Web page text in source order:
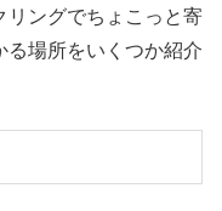
リングでちょこっと寄
る場所をいくつか紹介